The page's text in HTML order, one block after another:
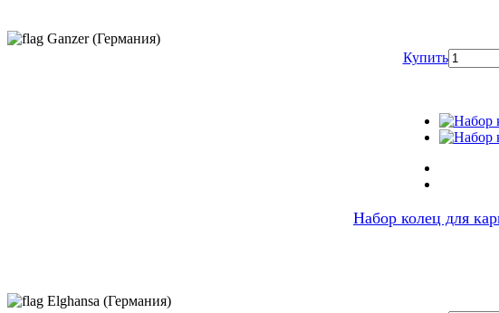
Ganzer (Германия)
Купить
Набор колец для
Elghansa (Германия)